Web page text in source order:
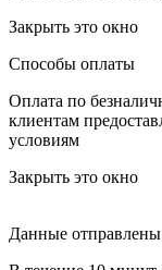
Закрыть это окно
Способы оплаты
Оплата по
клиентам
условиям
Закрыть это окно
Данные